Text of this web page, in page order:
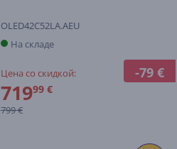
-79 €
OLED42C52LA.AEU
На складе
Цена со скидкой:
71999 €
799 €